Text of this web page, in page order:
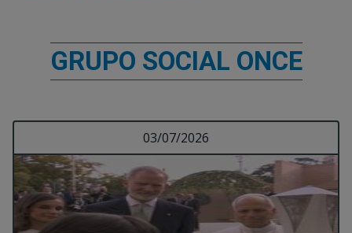
GRUPO SOCIAL ONCE
03/07/2026Leer más sobre